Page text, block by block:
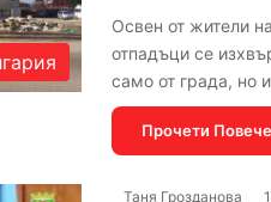
Освен от жители
отпадъци се
само от града, но
Прочети
Таня Грозданова